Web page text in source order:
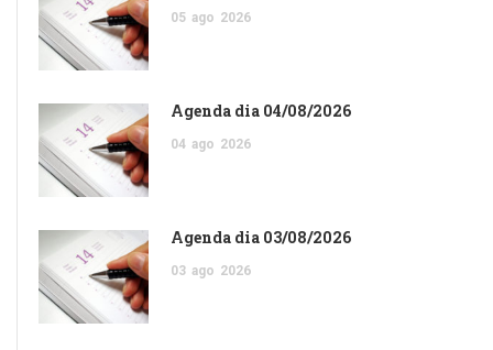
05 ago 2026
Agenda dia 04/08/2026
04 ago 2026
Agenda dia 03/08/2026
03 ago 2026